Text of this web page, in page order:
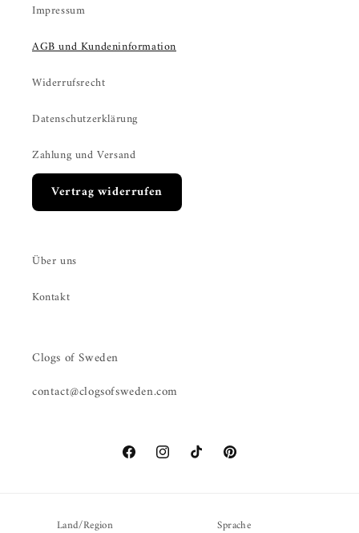
Impressum
AGB und Kundeninformation
Widerrufsrecht
Datenschutzerklärung
Zahlung und Versand
Vertrag widerrufen
Über uns
Kontakt
Clogs of Sweden
contact@clogsofsweden.com
FacebookInstagramTikTokPinterest
Land/Region Sprache